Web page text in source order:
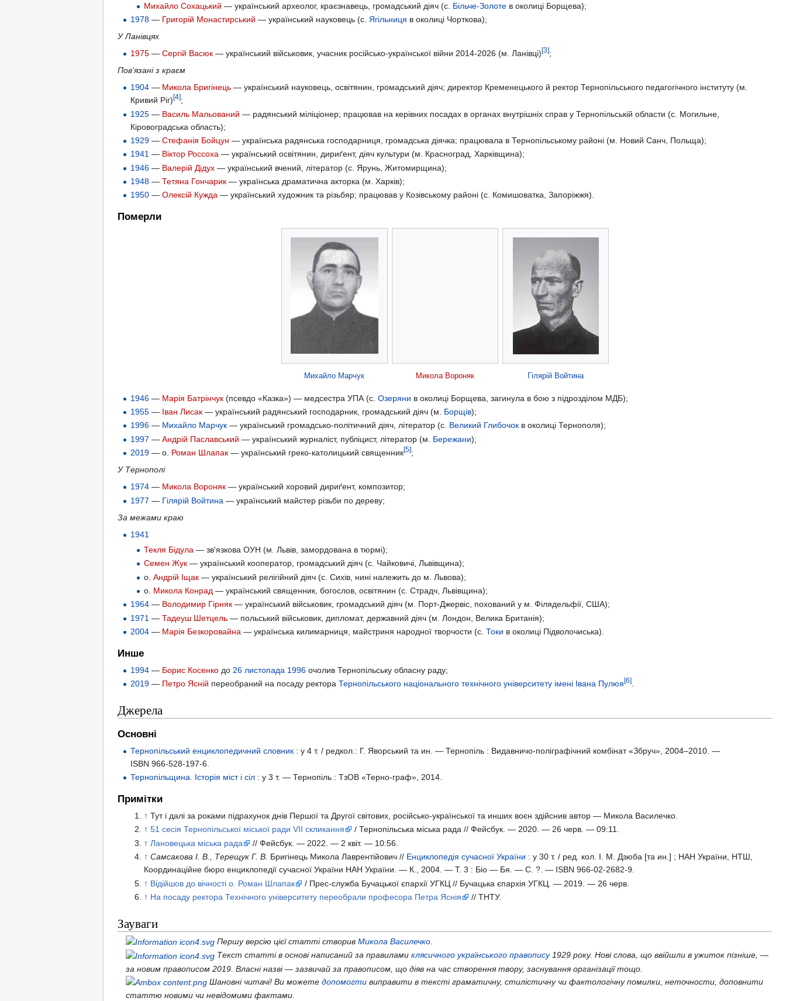
Михайло Сохацький — український археолог, краєзнавець, громадський діяч (с. Більче-Золотев околиці Борщева);
1978 — Григорій Монастирський — український науковець (с. Ягільниця в околиці Чорткова);
У Ланівцях
1975 —Сергій Васюк — український військовик, учасник російсько-української війни 2014-2026 (м. Ланівці)[3];
Пов'язані з краєм
1904 — Микола Бригінець — український науковець, освітянин, громадський діяч; директор Кременецького й ректор Тернопільського педагогічного інституту (м.
Кривий Ріг)[4];
1925 — Василь Мальований — радянський міліціонер; працював на керівних посадах в органах внутрішніх справ у Тернопільській области (с. Могильне,
Кіровоградська область);
1929 —Стефанія Бойцун — українська радянська господарниця, громадська діячка; працювала в Тернопільському районі (м. Новий Санч, Польща);
1941 — Віктор Россоха — український освітянин, дириґент, діяч культури (м. Красноград, Харківщина);
1946 — Валерій Дідух — український вчений, літератор (с. Ярунь, Житомирщина);
1948 —Тетяна Гончарик — українська драматична акторка (м. Харків);
1950 —Олексій Кужда — український художник та різьбяр; працював у Козівському районі (с. Комишоватка, Запоріжжя).
Померли
Михайло Марчук Микола Вороняк Гілярій Войтина
1946 — Марія Батрінчук (псевдо «Казка») — медсестра УПА (с.Озеряни в околиці Борщева, загинула в бою з підрозділом МДБ);
1955 — Іван Лисак — український радянський господарник, громадський діяч (м. Борщів);
1996 — Михайло Марчук — український громадсько-політичний діяч, літератор (с. Великий Глибочок в околиці Тернополя);
1997 —Андрій Паславський — український журналіст, публіцист, літератор (м. Бережани);
2019 — о. Роман Шлапак — український греко-католицький священник[5];
У Тернополі
1974 — Микола Вороняк — український хоровий дириґент, композитор;
1977 — Гілярій Войтина — український майстер різьби по дереву;
За межами краю
1941
Текля Бідула — зв'язкова ОУН (м. Львів, замордована в тюрмі);
Семен Жук— український кооператор, громадський діяч (с. Чайковичі, Львівщина);
о. Андрій Іщак— український релігійний діяч (с. Сихів, нині належить до м. Львова);
о. Микола Конрад — український священник, богослов, освітянин (с. Страдч, Львівщина);
1964 — Володимир Гірняк — український військовик, громадський діяч (м. Порт-Джервіс, похований у м. Філядельфії, США);
1971 —Тадеуш Шетцель — польський військовик, дипломат, державний діяч (м. Лондон, Велика Британія);
2004 — Марія Безкоровайна — українська килимарниця, майстриня народної творчости (с.Токи в околиці Підволочиська).
Инше
1994 — Борис Косенко до 26 листопада 1996 очолив Тернопільську обласну раду;
2019 — Петро Ясній переобраний на посаду ректораТернопільського національного технічного університету імені Івана Пулюя[6]
Джерела
Основні
Тернопільський енциклопедичний словник : у4 т. / редкол.: Г. Яворський та ин. — Тернопіль : Видавничо-поліграфічний комбінат «Збруч», 2004–2010. —
ISBN 966-528-197-6
Тернопільщина. Історія міст і сіл : у3 т. — Тернопіль : ТзОВ «Терно-граф», 2014.
Примітки
↑ Тут і далі за роками підрахунок днів Першої та Другої світових, російсько-української та инших воєн здійснив автор — Микола Василечко.
↑ 51 сесія Тернопільської міської ради VII скликання
/ Тернопільська міська рада // Фейсбук. — 2020. — 26 черв. — 09:11.
↑ Лановецька міська рада
// Фейсбук. — 2022. — 2 квіт. — 10:56.
↑ Самсакова І. В., Терещук Г. В. Бригінець Микола Лаврентійович // Енциклопедія сучасної України : у 30 т. /ред. кол. І. М. Дзюба [та ин.] ; НАН України, НТШ,
Координаційне бюро енциклопедії сучасної України НАН України. — К., 2004. — Т. 3 : Біо —Бя. — С. ?. — ISBN 966-02-2682-9.
↑ Відійшов до вічності о. Роман Шлапак
/ Прес-служба Бучацької єпархії УГКЦ // Бучацька єпархія УГКЦ. — 2019. — 26 черв.
↑ На посаду ректора Технічного університету переобрали професора Петра Яснія // ТНТУ.
Зауваги
Першу версію цієї статті створив Микола Василечко
Текст статті в основі написаний за правилами клясичного українського правопису1929 року. Нові слова, що ввійшли в ужиток пізніше, —
за новим правописом 2019. Власні назві — зазвичай за правописом, що діяв на час створення твору, заснування організації тощо.
Шановні читачі! Ви можете допомогти виправити в тексті граматичну, стилістичну чи фактологічну помилки, неточности, доповнити
статтю новими чи невідомими фактами.